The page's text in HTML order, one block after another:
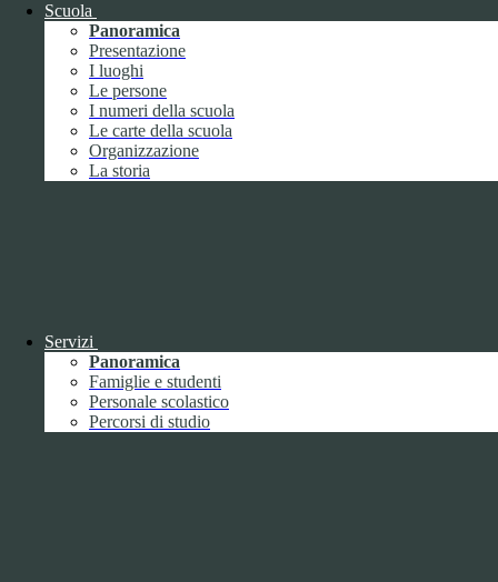
Scuola
Panoramica
Presentazione
I luoghi
Le persone
I numeri della scuola
Le carte della scuola
Organizzazione
La storia
Servizi
Panoramica
Famiglie e studenti
Personale scolastico
Percorsi di studio
Bandi di concorso
Bandi di concorso (da pubblicare in
tabelle)
Performance1